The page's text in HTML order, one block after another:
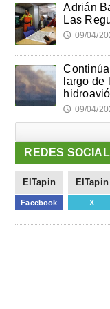
Adrián
Las
🕔 09/04/
largo de
🕔 09/04/
REDES
ElTapin
Facebook
ElTapin
X